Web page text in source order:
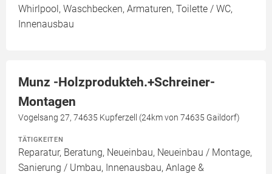
Whirlpool, Waschbecken, Armaturen, Toilette / WC,
Innenausbau
Munz -Holzprodukteh.+Schreiner-
Montagen
Vogelsang 27, 74635 Kupferzell (24km von 74635 Gaildorf)
TÄTIGKEITEN
Reparatur, Beratung, Neueinbau, Neueinbau / Montage,
Sanierung / Umbau, Innenausbau, Anlage &